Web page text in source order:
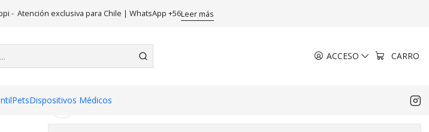
ACCESO CARRO
PetsDispositivos Médicos
- Atención exclusiva para Chile | WhatsApp +56Leer más
Crema 400 ml. Nivea
Crema 400 ml. Nivea
Agregar a la lista de favoritos